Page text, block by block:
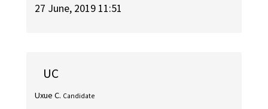
27 June, 2019 11:51
UC
Uxue C. Candidate